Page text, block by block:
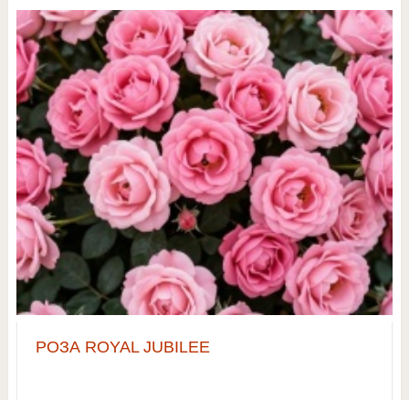
РОЗА ROYAL JUBILEE